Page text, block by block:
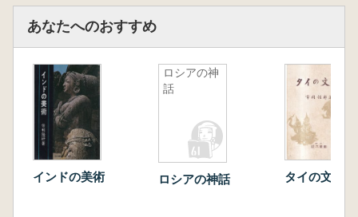
あなたへのおすすめ
インドの美術
ロシアの神
話
ロシアの神話 タイの文化